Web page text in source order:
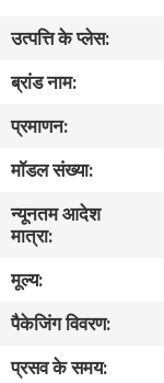
हमारे
बारे
में
कारखाना
भ्रमण
गुणवत्ता
नियंत्रण
उत्पत्ति के प्लेस:
ब्रांड नाम:
प्रमाणन:
मॉडल संख्या:
न्यूनतम आदेश
मात्रा:
मूल्य:
पैकेजिंग विवरण:
प्रसव के समय: